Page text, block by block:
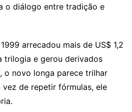
o diálogo entre tradição e
arrecadou mais de US$ 1,2
trilogia e gerou derivados
, o novo longa parece trilhar
de repetir fórmulas, ele